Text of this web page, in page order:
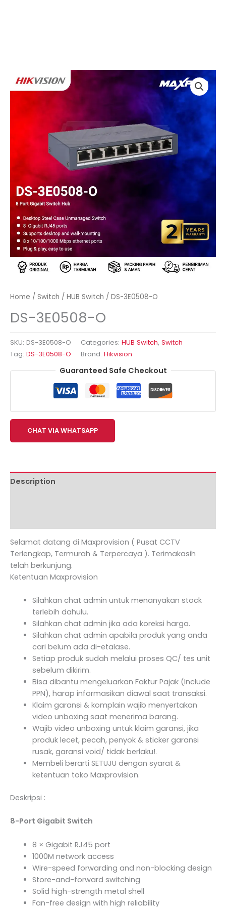
Home / Switch / HUB Switch / DS-3E0508-O
DS-3E0508-O
SKU: DS-3E0508-O Categories: HUB Switch, Switch
Tag: DS-3E0508-O Brand: Hikvision
Guaranteed Safe Checkout
CHAT VIA WHATSAPP
Description
Selamat datang di Maxprovision ( Pusat CCTV
Terlengkap, Termurah & Terpercaya ). Terimakasih
telah berkunjung.
Ketentuan Maxprovision
Silahkan chat admin untuk menanyakan stock
terlebih dahulu.
Silahkan chat admin jika ada koreksi harga.
Silahkan chat admin apabila produk yang anda
cari belum ada di-etalase.
Setiap produk sudah melalui proses QC/ tes unit
sebelum dikirim.
Bisa dibantu mengeluarkan Faktur Pajak (Include
PPN), harap informasikan diawal saat transaksi.
Klaim garansi & komplain wajib menyertakan
video unboxing saat menerima barang.
Wajib video unboxing untuk klaim garansi, jika
produk lecet, pecah, penyok & sticker garansi
rusak, garansi void/ tidak berlaku!.
Membeli berarti SETUJU dengan syarat &
ketentuan toko Maxprovision.
Deskripsi :
8-Port Gigabit Switch
8 × Gigabit RJ45 port
1000M network access
Wire-speed forwarding and non-blocking design
Store-and-forward switching
Solid high-strength metal shell
Fan-free design with high reliability